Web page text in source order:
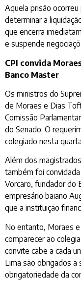
Aquela prisão ocorreu
determinar a
que encerra
e suspende
CPI convida
Banco Master
Os ministros do
de Moraes e Dias
Comissão
do Senado. O
colegiado nesta
Além dos
também foi convidada
Vorcaro, fundador do
empresário baiano
que a instituição
No entanto, Moraes
comparecer ao
convite cabe a cada
Lima são obrigados a
obrigatoriedade da